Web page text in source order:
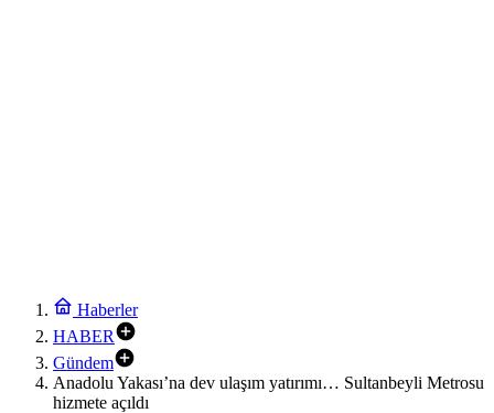
Haberler
HABER
Gündem
Anadolu Yakası’na dev ulaşım yatırımı… Sultanbeyli Metrosu
hizmete açıldı